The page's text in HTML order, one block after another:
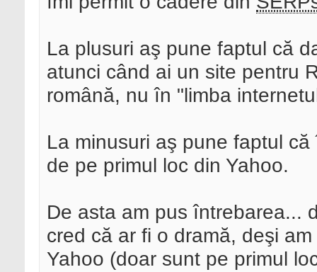
La plusuri aş pune faptul că
atunci când ai un site pentru
română, nu în "limba
La minusuri aş pune faptul
de pe primul loc din Yahoo.
De asta am pus întrebarea...
cred că ar fi o dramă, deşi
Yahoo (doar sunt pe primul